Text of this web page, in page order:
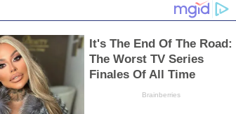
It's The End Of The Road:
The Worst TV Series
Finales Of All Time
Brainberries